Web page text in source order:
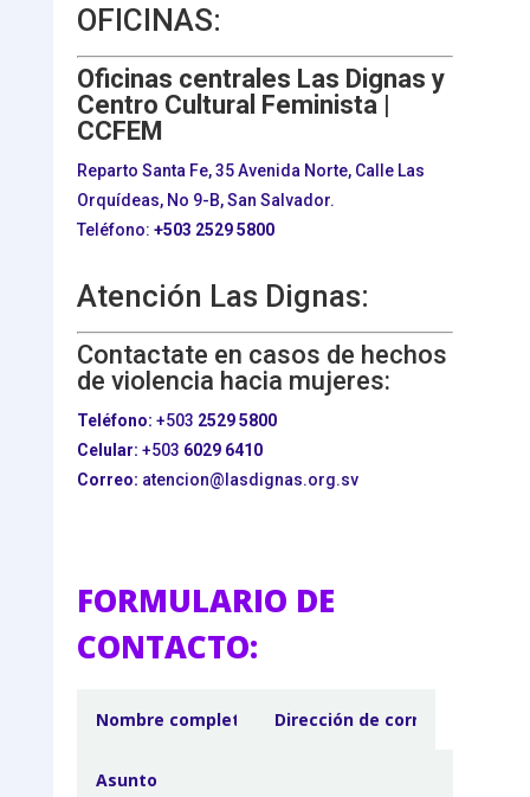
OFICINAS:
Oficinas centrales Las Dignas y
Centro Cultural Feminista |
CCFEM
Reparto Santa Fe, 35 Avenida Norte, Calle Las
Orquídeas, No 9-B, San Salvador.
Teléfono: +503 2529 5800
Atención Las Dignas:
Contactate en casos de hechos
de violencia hacia mujeres:
Teléfono: +503 2529 5800
Celular: +503 6029 6410
Correo: atencion@lasdignas.org.sv
FORMULARIO DE
CONTACTO: